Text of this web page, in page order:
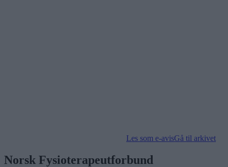
Les som e-avisGå til arkivet
Norsk Fysioterapeutforbund